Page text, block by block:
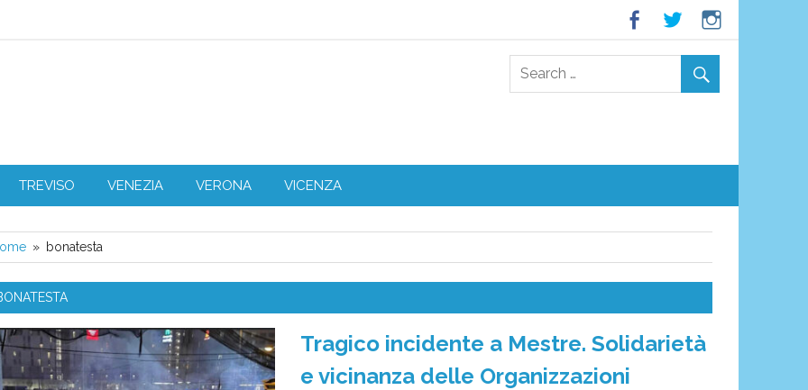
TREVISO VENEZIA VERONA VICENZA
bonatesta
Tragico incidente a Mestre. Solidarietà
e vicinanza delle Organizzazioni